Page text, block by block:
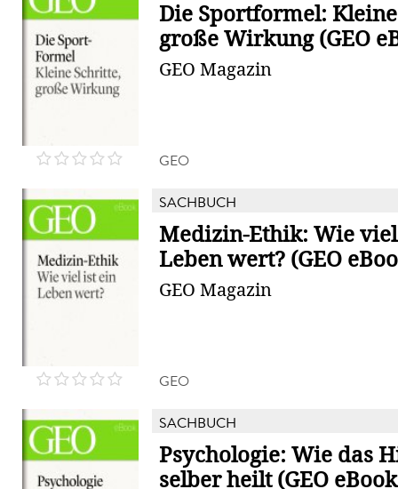
Die Sportformel:
große Wirkung (GEO
GEO Magazin
GEO
SACHBUCH
Medizin-Ethik: Wie
Leben wert? (GEO
GEO Magazin
GEO
SACHBUCH
Psychologie: Wie das
selber heilt (GEO